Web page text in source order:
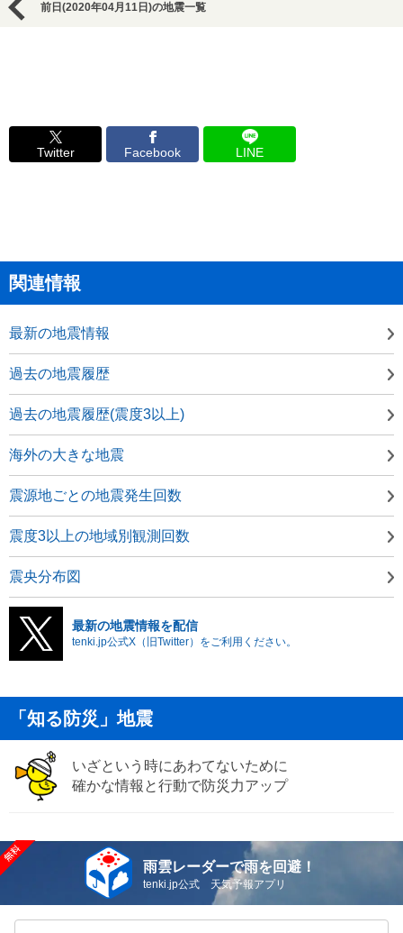
前日(2020年04月11日)の地震一覧
Twitter Facebook LINE
関連情報
最新の地震情報
過去の地震履歴
過去の地震履歴(震度3以上)
海外の大きな地震
震源地ごとの地震発生回数
震度3以上の地域別観測回数
震央分布図
最新の地震情報を配信
tenki.jp公式X（旧Twitter）をご利用ください。
「知る防災」地震
いざという時にあわてないために
確かな情報と行動で防災力アップ
雨雲レーダーで雨を回避！
tenki.jp公式 天気予報アプリ